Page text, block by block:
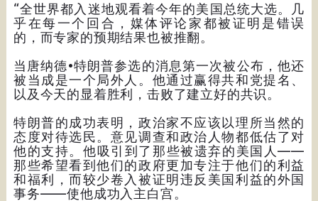
“全世界都入迷地观看着今年的美国总统大选。几
乎在每一个回合，媒体评论家都被证明是错误
的，而专家的预期结果也被推翻。
当唐纳德•特朗普参选的消息第一次被公布，他还
被当成是一个局外人。他通过赢得共和党提名、
以及今天的显着胜利，击败了建立好的共识。
特朗普的成功表明，政治家不应该以理所当然的
态度对待选民。意见调查和政治人物都低估了对
他的支持。他吸引到了那些被遗弃的美国人——
那些希望看到他们的政府更加专注于他们的利益
和福利，而较少卷入被证明违反美国利益的外国
事务——使他成功入主白宫。